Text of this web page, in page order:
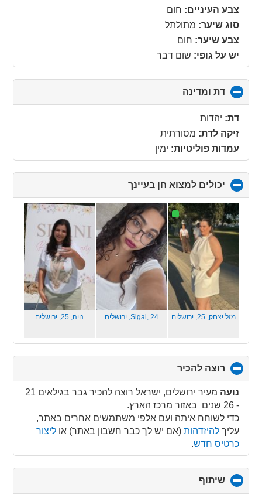
צבע העיניים: חום
סוג שיער: מתולתל
צבע שיער: חום
יש על גופי: שום דבר
דת ומדינה
to
דת: יהדות
זיקה לדת: מסורתית
עמדות פוליטיות: ימין
יכולים למצוא חן בעיינך
to
collapse
contents
מזל יצחק, 25, ירושלים Sigal, 24, ירושלים נויה, 25, ירושלים
רוצה להכיר
to
collapse
contents
נועה
מעיר ירושלים, ישראל רוצה להכיר גבר בגילאים 21
- 26 שנים באזור מרכז הארץ.
כדי לשוחח איתה ועם אלפי משתמשים אחרים באתר,
עליךלהיזדהות (אם יש לך כבר חשבון באתר) אוליצור
כרטיס חדש.
שיתוף
to